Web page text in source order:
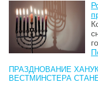
ПРАЗДНОВАНИЕ
ВЕСТМИНСТЕРА